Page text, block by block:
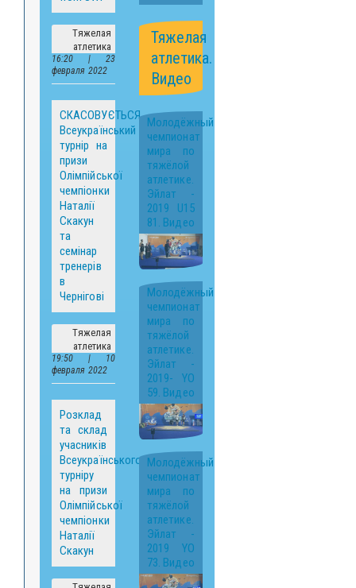
Тяжелая
атлетика
16:20 | 23
февраля 2022
СКАСОВУЄТЬСЯ
Всеукраїнський
турнір на
призи
Олімпійської
чемпіонки
Наталії
Скакун
та
семінар
тренерів
в
Чернігові
Тяжелая
атлетика
19:50 | 10
февраля 2022
Розклад
та склад
учасників
Всеукраїнського
турніру
на призи
Олімпійської
чемпіонки
Наталії
Скакун
Тяжелая
атлетика.
Видео
Молодёжный
чемпионат
мира по
тяжёлой
атлетике.
Эйлат -
2019 U15
81. Видео
Молодёжный
чемпионат
мира по
тяжёлой
атлетике.
Эйлат -
2019- YO
59. Видео
Молодёжный
чемпионат
мира по
тяжёлой
атлетике.
Эйлат -
2019 YO
73. Видео